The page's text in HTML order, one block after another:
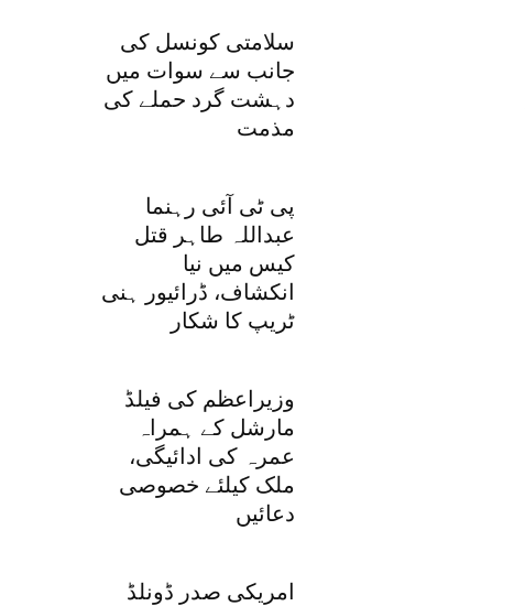
سلامتی کونسل کی
جانب سے سوات میں
دہشت گرد حملے کی
مذمت
پی ٹی آئی رہنما
عبداللہ طاہر قتل
کیس میں نیا
انکشاف، ڈرائیور ہنی
ٹریپ کا شکار
وزیراعظم کی فیلڈ
مارشل کے ہمراہ
عمرہ کی ادائیگی،
ملک کیلئے خصوصی
دعائیں
امریکی صدر ڈونلڈ